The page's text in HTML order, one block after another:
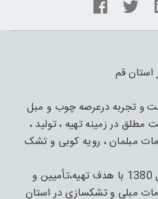
استان قم
1 قرن فعالیت و تجربه درعرصه چوب و مبل
20 سال فعالیت مطلق در زمینه تهیه ، تولید ،
مبلمان ، رویه کوبی و تشک
مجموعه ابزار مبل رنجبر در سال 1380 با هدف تهیه،تأمیین و
مبلی و تشکسازی در استان